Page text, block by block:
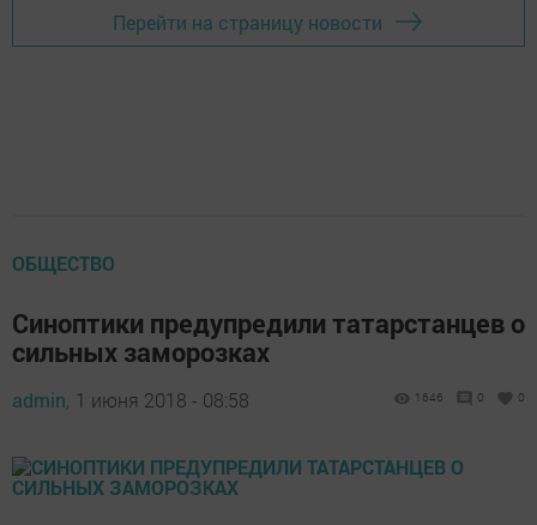
Перейти на страницу новости
ОБЩЕСТВО
Синоптики предупредили татарстанцев о
сильных заморозках
admin, 1 июня 2018 - 08:58 1646 0 0